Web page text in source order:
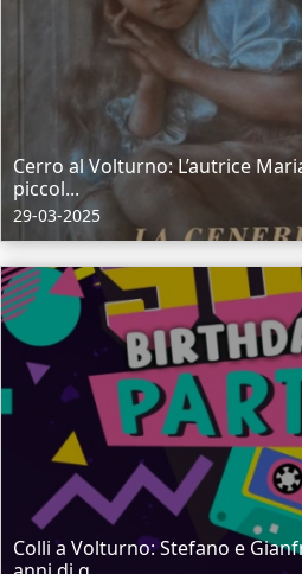
Cerro al Volturno: L’autrice
piccol...
29-03-2025
Colli a Volturno: Stefano e